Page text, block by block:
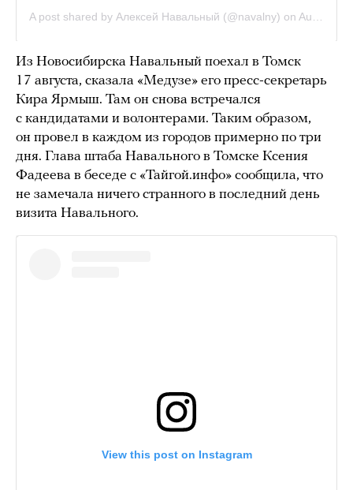
Из Новосибирска Навальный поехал в Томск
17 августа, сказала «Медузе» его пресс-секретарь
Кира Ярмыш. Там он снова встречался
с кандидатами и волонтерами. Таким образом,
он провел в каждом из городов примерно по три
дня. Глава штаба Навального в Томске Ксения
Фадеева в беседе с «Тайгой.инфо» сообщила, что
не замечала ничего странного в последний день
визита Навального.